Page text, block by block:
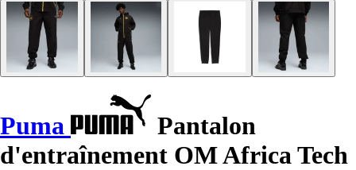
Puma
Pantalon
d'entraînement OM Africa Tech